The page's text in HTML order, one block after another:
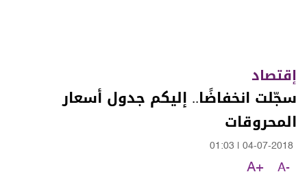
إقتصاد
سجّلت انخفاضًا.. إليكم جدول أسعار
المحروقات
04-07-2018
01:03
A-
A+